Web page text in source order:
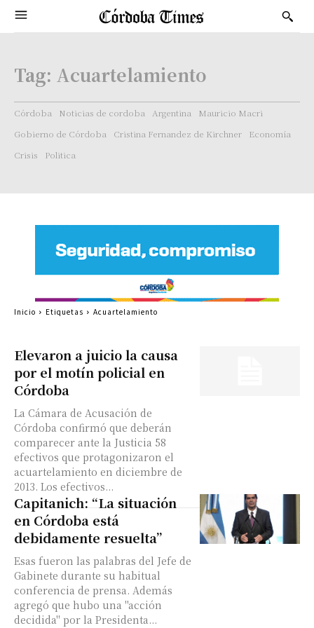
Tag: Acuartelamiento
Córdoba Noticias de cordoba Argentina
Mauricio Macri
Gobierno de Córdoba
Cristina Fernandez de Kirchner
Economía
Crisis
Politica
Elevaron a juicio la causa
por el motín policial en
Córdoba
La Cámara de Acusación de
Córdoba confirmó que deberán
comparecer ante la Justicia 58
efectivos que protagonizaron el
acuartelamiento en diciembre de
2013. Los efectivos...
Capitanich: “La situación
en Córdoba está
debidamente resuelta”
Esas fueron las palabras del Jefe de
Gabinete durante su habitual
conferencia de prensa. Además
agregó que hubo una "acción
decidida" por la Presidenta...
Inicio Etiquetas Acuartelamiento